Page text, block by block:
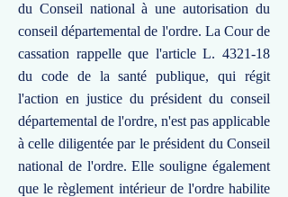
du Conseil national à une autorisation du
conseil départemental de l'ordre. La Cour de
cassation rappelle que l'article L. 4321-18
du code de la santé publique, qui régit
l'action en justice du président du conseil
départemental de l'ordre, n'est pas applicable
à celle diligentée par le président du Conseil
national de l'ordre. Elle souligne également
que le règlement intérieur de l'ordre habilite